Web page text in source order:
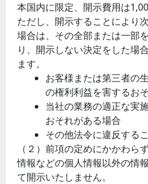
本国内に限定、開示費用は
ただし、開示することにより
場合は、その全部または一部
り、開示しない決定をした場
ます。
お客様または第三者の
の権利利益を害するお
当社の業務の適正な実
おそれがある場合
その他法令に違反する
（２）前項の定めにかかわら
情報などの個人情報以外の情
て開示いたしません。